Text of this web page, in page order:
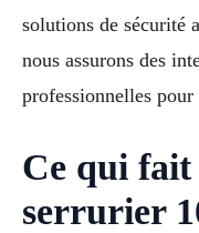
solutions de sécurité
nous assurons des
professionnelles
Ce qui
serrurier